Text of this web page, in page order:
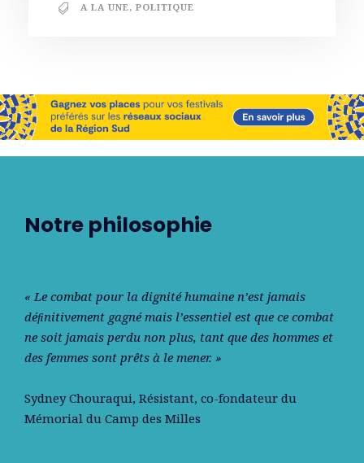
A LA UNE, POLITIQUE
Notre philosophie
« Le combat pour la dignité humaine n’est jamais
déﬁnitivement gagné mais l’essentiel est que ce combat
ne soit jamais perdu non plus, tant que des hommes et
des femmes sont prêts à le mener. »
Sydney Chouraqui, Résistant, co-fondateur du
Mémorial du Camp des Milles